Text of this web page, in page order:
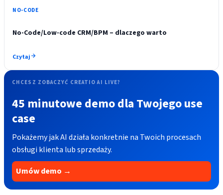
NO-CODE
No-Code/Low-code CRM/BPM – dlaczego warto
Czytaj
CHCESZ ZOBACZYĆ CREATIO AI LIVE?
45 minutowe demo dla Twojego use
case
Pokażemy jak AI działa konkretnie na Twoich procesach
obsługi klienta lub sprzedaży.
Umów demo →